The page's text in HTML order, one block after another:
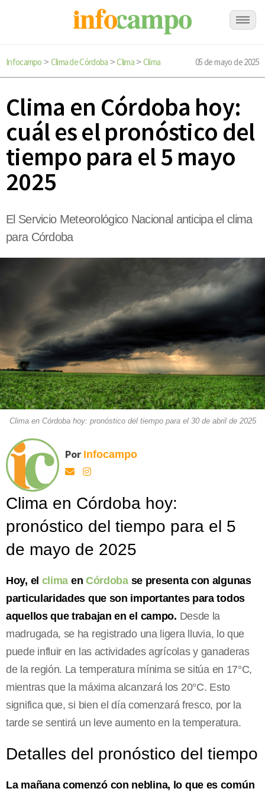
Infocampo > Clima de Córdoba >Clima> Clima 05 de mayo de 2025
Clima en Córdoba hoy:
cuál es el pronóstico del
tiempo para el 5 mayo
2025
El Servicio Meteorológico Nacional anticipa el clima
para Córdoba
Clima en Córdoba hoy: pronóstico del tiempo para el 30 de abril de 2025
Por Infocampo
Clima en Córdoba hoy:
pronóstico del tiempo para el 5
de mayo de 2025
Hoy, el clima en Córdobase presenta con algunas
particularidades que son importantes para todos
aquellos que trabajan en el campo. Desde la
madrugada, se ha registrado una ligera lluvia, lo que
puede influir en las actividades agrícolas y ganaderas
de la región. La temperatura mínima se sitúa en 17°C,
mientras que la máxima alcanzará los 20°C. Esto
significa que, si bien el día comenzará fresco, por la
tarde se sentirá un leve aumento en la temperatura.
Detalles del pronóstico del tiempo
La mañana comenzó con neblina, lo que es común